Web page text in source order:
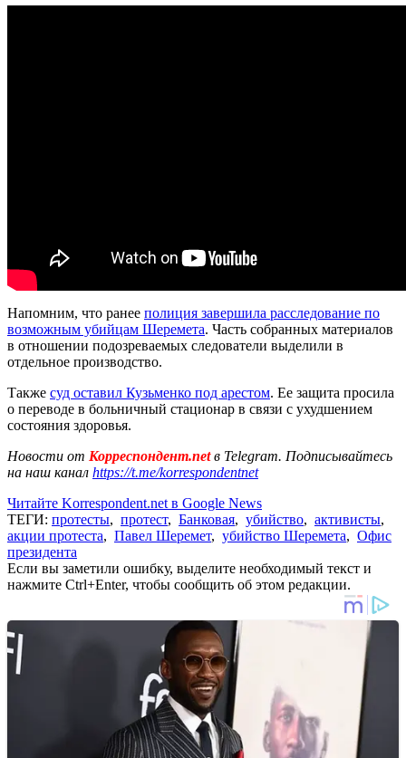
Напомним, что ранее полиция завершила расследование по
возможным убийцам Шеремета. Часть собранных материалов
в отношении подозреваемых следователи выделили в
отдельное производство.
Также суд оставил Кузьменко под арестом. Ее защита просила
о переводе в больничный стационар в связи с ухудшением
состояния здоровья.
Новости от Корреспондент.netв Telegram. Подписывайтесь
на наш канал https://t.me/korrespondentnet
Читайте Korrespondent.net в Google News
ТЕГИ: протесты, протест, Банковая, убийство, активисты,
акции протеста, Павел Шеремет, убийство Шеремета, Офис
президента
Если вы заметили ошибку, выделите необходимый текст и
нажмите Ctrl+Enter, чтобы сообщить об этом редакции.